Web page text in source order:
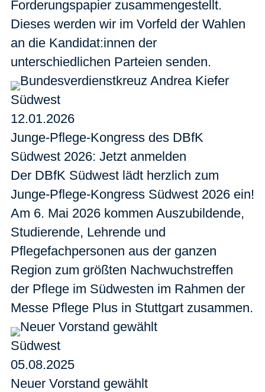
Forderungspapier zusammengestellt.
Dieses werden wir im Vorfeld der Wahlen
an die Kandidat:innen der
unterschiedlichen Parteien senden.
Südwest
12.01.2026
Junge-Pflege-Kongress des DBfK
Südwest 2026: Jetzt anmelden
Der DBfK Südwest lädt herzlich zum
Junge-Pflege-Kongress Südwest 2026 ein!
Am 6. Mai 2026 kommen Auszubildende,
Studierende, Lehrende und
Pflegefachpersonen aus der ganzen
Region zum größten Nachwuchstreffen
der Pflege im Südwesten im Rahmen der
Messe Pflege Plus in Stuttgart zusammen.
Südwest
05.08.2025
Neuer Vorstand gewählt